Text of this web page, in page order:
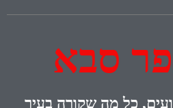
סבא
כל מה שקורה בעיר